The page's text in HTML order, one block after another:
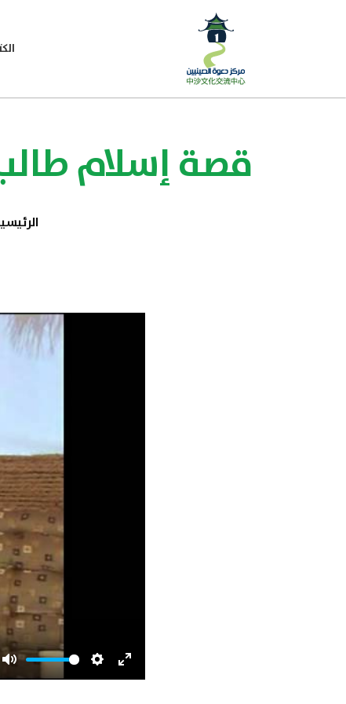
قصة إسلام
Mute Settings
Enter